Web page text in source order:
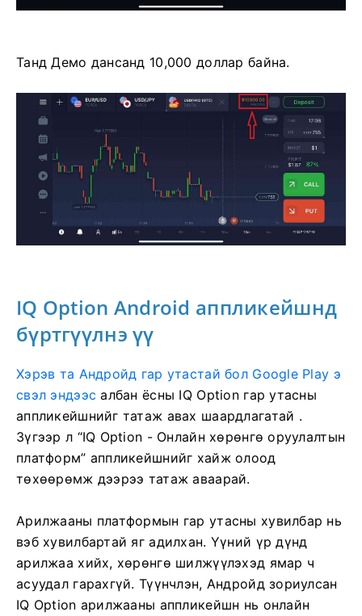
Танд Демо дансанд 10,000 доллар байна.
IQ Option Android аппликейшнд
бүртгүүлнэ үү
Хэрэв та Андройд гар утастай бол Google Play э
свэл эндээс албан ёсны IQ Option гар утасны
аппликейшнийг татаж авах шаардлагатай .
Зүгээр л “IQ Option - Онлайн хөрөнгө оруулалтын
платформ” аппликейшнийг хайж олоод
төхөөрөмж дээрээ татаж аваарай.
Арилжааны платформын гар утасны хувилбар нь
вэб хувилбартай яг адилхан. Үүний үр дүнд
арилжаа хийх, хөрөнгө шилжүүлэхэд ямар ч
асуудал гарахгүй. Түүнчлэн, Андройд зориулсан
IQ Option арилжааны аппликейшн нь онлайн